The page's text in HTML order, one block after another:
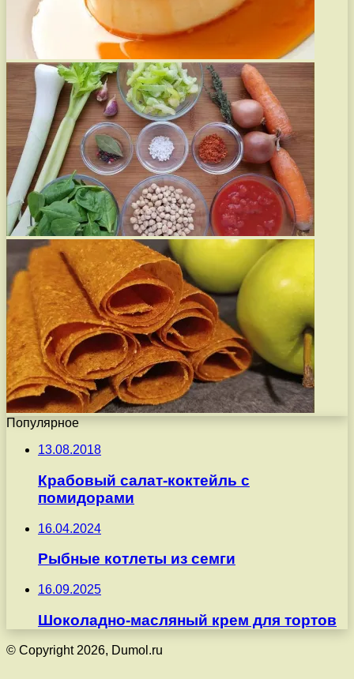
Популярное
13.08.2018
Крабовый салат-коктейль с
помидорами
16.04.2024
Рыбные котлеты из семги
16.09.2025
Шоколадно-масляный крем для тортов
© Copyright 2026, Dumol.ru